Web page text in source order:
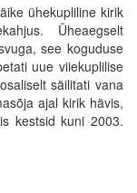
ühekupliline kirik
Üheaegselt
see koguduse
uue viiekuplilise
säilitati vana
ajal kirik hävis,
kestsid kuni 2003.